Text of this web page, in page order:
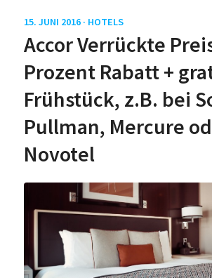
15. JUNI 2016 · HOTELS
Accor Verrückte
Prozent Rabatt +
Frühstück, z.B. bei
Pullman, Mercure
Novotel